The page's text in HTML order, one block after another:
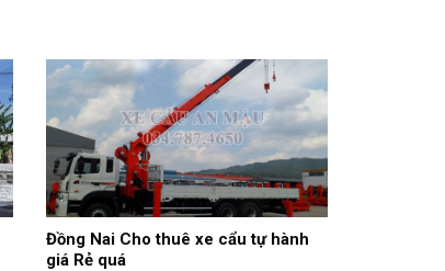
Đồng Nai Cho thuê xe cẩu tự hành
giá Rẻ quá